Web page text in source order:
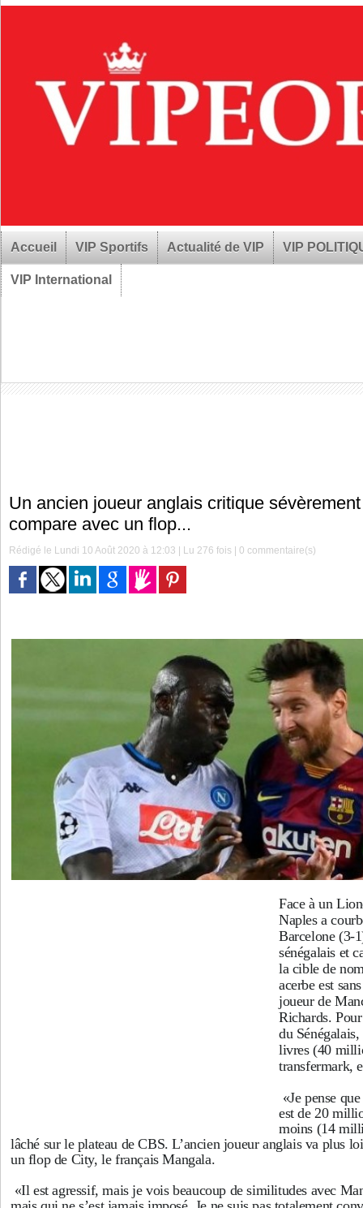
Accueil VIP Sportifs Actualité de VIP VIP
VIP International
Un ancien joueur anglais critique
compare avec un flop...
Rédigé le Lundi 10 Août 2020 à 12:03 | Lu 276 fois |0 commentaire(s)
Face à un
Naples a
Barcelone (3-
sénégalais et
la cible de
acerbe est
joueur de
Richards.
du
livres (40
transfermark,
«Je pense
est de 20
moins (14
lâché sur le plateau de CBS. L’ancien joueur anglais va plus
un flop de City, le français Mangala.
«Il est agressif, mais je vois beaucoup de similitudes avec